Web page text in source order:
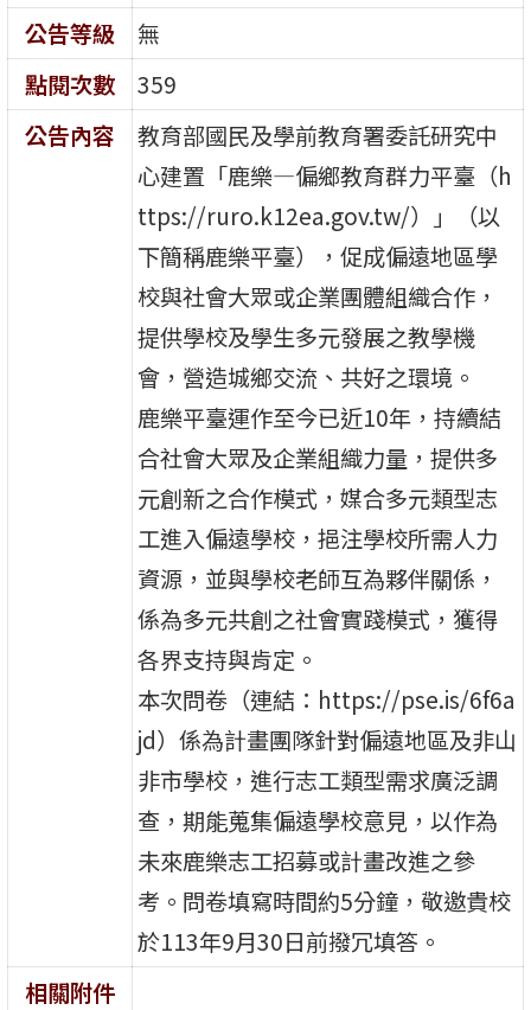
公告等級
無
點閱次數
359
公告內容
教育部國民及學前教育署委託研究中
心建置「鹿樂—偏鄉教育群力平臺（h
ttps://ruro.k12ea.gov.tw/）」（以
下簡稱鹿樂平臺），促成偏遠地區學
校與社會大眾或企業團體組織合作，
提供學校及學生多元發展之教學機
會，營造城鄉交流、共好之環境。
鹿樂平臺運作至今已近10年，持續結
合社會大眾及企業組織力量，提供多
元創新之合作模式，媒合多元類型志
工進入偏遠學校，挹注學校所需人力
資源，並與學校老師互為夥伴關係，
係為多元共創之社會實踐模式，獲得
各界支持與肯定。
本次問卷（連結：https://pse.is/6f6a
jd）係為計畫團隊針對偏遠地區及非山
非市學校，進行志工類型需求廣泛調
查，期能蒐集偏遠學校意見，以作為
未來鹿樂志工招募或計畫改進之參
考。問卷填寫時間約5分鐘，敬邀貴校
於113年9月30日前撥冗填答。
相關附件